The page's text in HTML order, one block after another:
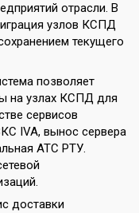
отрасли. В
узлов КСПД
текущего
позволяет
на узлах КСПД для
сервисов
IVA, вынос сервера
АТС РТУ.
доставки